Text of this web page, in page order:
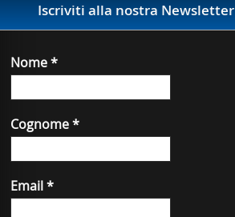
Iscriviti alla nostra Newsletter
Nome*
Cognome*
Email*